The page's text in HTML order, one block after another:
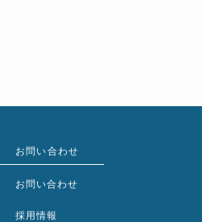
お問い合わせ
お問い合わせ
採用情報